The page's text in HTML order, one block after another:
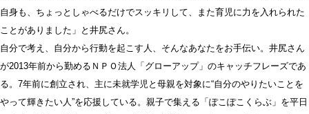
自身も、ちょっとしゃべるだけでスッキリして、また育児に力を入れられた
ことがありました」と井尻さん。
自分で考え、自分から行動を起こす人、そんなあなたをお手伝い。井尻さん
が2013年前から勤めるＮＰＯ法人「グローアップ」のキャッチフレーズであ
る。7年前に創立され、主に未就学児と母親を対象に“自分のやりたいことを
やって輝きたい人”を応援している。親子で集える「ぽこぽこくらぶ」を平日